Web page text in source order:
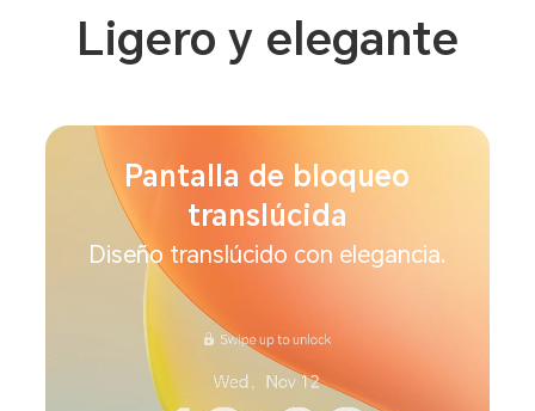
Ligero y elegante
Pantalla de bloqueo
translúcida
Diseño translúcido con elegancia.